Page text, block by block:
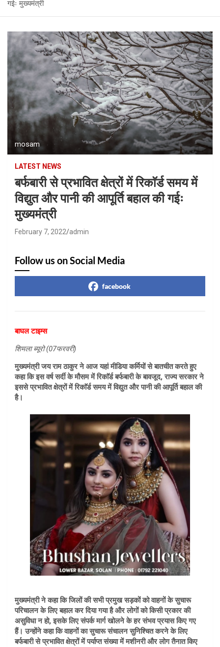
गईः मुख्यमंत्री
mosam
LATEST NEWS
बर्फबारी से प्रभावित क्षेत्रों में रिकाॅर्ड समय में
विद्युत और पानी की आपूर्ति बहाल की गईः
मुख्यमंत्री
February 7, 2022 admin
Follow us on Social Media
facebook
बाघल टाइम्स
शिमला ब्यूरो (07फरवरी)
मुख्यमंत्री जय राम ठाकुर ने आज यहां मीडिया कर्मियों से बातचीत करते हुए
कहा कि इस वर्ष सर्दी के मौसम में रिकाॅर्ड बर्फबारी के बावजूद, राज्य सरकार ने
इससे प्रभावित क्षेत्रों में रिकाॅर्ड समय में विद्युत और पानी की आपूर्ति बहाल की
है।
मुख्यमंत्री ने कहा कि जिलों की सभी प्रमुख सड़कों को वाहनों के सुचारू
परिचालन के लिए बहाल कर दिया गया है और लोगों को किसी प्रकार की
असुविधा न हो, इसके लिए संपर्क मार्ग खोलने के हर संभव प्रयास किए गए
हैं। उन्होंने कहा कि वाहनों का सुचारू संचालन सुनिश्चित करने के लिए
बर्फबारी से प्रभावित क्षेत्रों में पर्याप्त संख्या में मशीनरी और लोग तैनात किए